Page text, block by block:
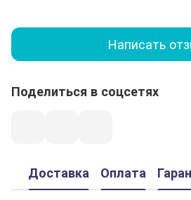
Написать
Поделиться в соцсетях
Доставка Оплата